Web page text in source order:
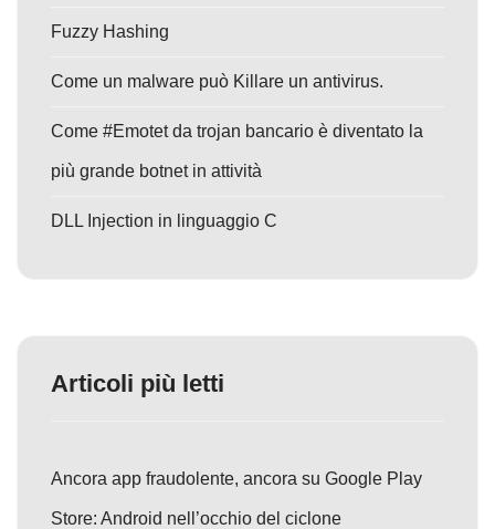
Fuzzy Hashing
Come un malware può Killare un antivirus.
Come #Emotet da trojan bancario è diventato la
più grande botnet in attività
DLL Injection in linguaggio C
Articoli più letti
Ancora app fraudolente, ancora su Google Play
Store: Android nell’occhio del ciclone